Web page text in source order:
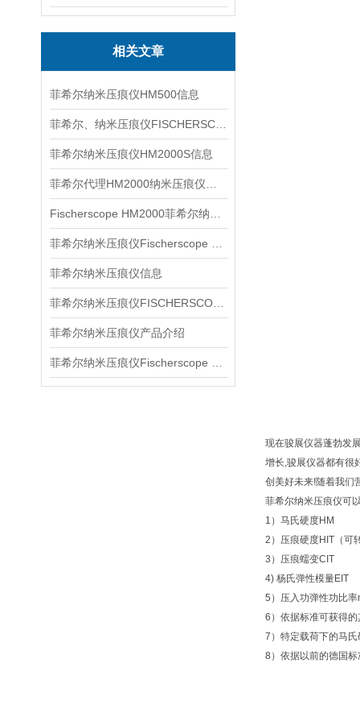
相关文章
菲希尔纳米压痕仪HM500信息
菲希尔纳米压痕仪HM2000S信息
菲希尔纳米压痕仪信息
菲希尔纳米压痕仪产品介绍
现在骏展仪器蓬勃发
增长,骏展仪器都有很
创美好未来!随着我们
菲希尔纳米压痕仪可
1）马氏硬度HM
2）压痕硬度HIT（可
3）压痕蠕变CIT
4) 杨氏弹性模量EIT
5）压入功弹性功比
6）依据标准可获得
7）特定载荷下的马
8）依据以前的德国